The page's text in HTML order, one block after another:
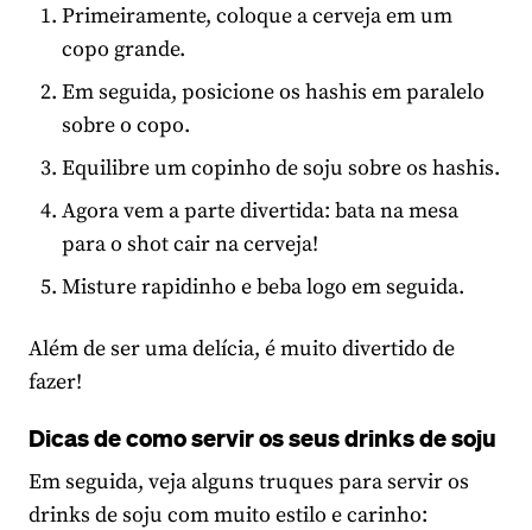
Primeiramente, coloque a cerveja em um
copo grande.
Em seguida, posicione os hashis em paralelo
sobre o copo.
Equilibre um copinho de soju sobre os hashis.
Agora vem a parte divertida: bata na mesa
para o shot cair na cerveja!
Misture rapidinho e beba logo em seguida.
Além de ser uma delícia, é muito divertido de
fazer!
Dicas de como servir os seus drinks de soju
Em seguida, veja alguns truques para servir os
drinks de soju com muito estilo e carinho: